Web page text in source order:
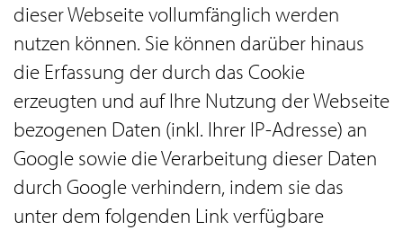
dieser Webseite vollumfänglich werden
nutzen können. Sie können darüber hinaus
die Erfassung der durch das Cookie
erzeugten und auf Ihre Nutzung der Webseite
bezogenen Daten (inkl. Ihrer IP-Adresse) an
Google sowie die Verarbeitung dieser Daten
durch Google verhindern, indem sie das
unter dem folgenden Link verfügbare